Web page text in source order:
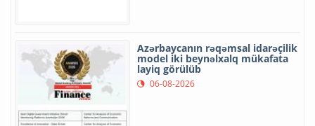
Azərbaycanın rəqəmsal idarəçilik
model iki beynəlxalq mükafata
layiq görülüb
06-08-2026